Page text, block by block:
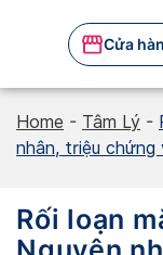
Cửa
Home - Tâm Lý -
nhân, triệu chứng
Rối loạn